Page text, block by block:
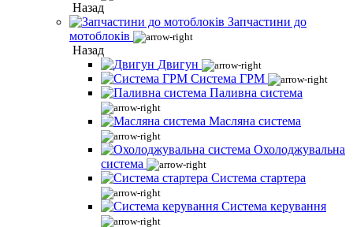
Назад
Запчастини до
мотоблоків
Назад
Двигун
Система ГРМ
Паливна система
Масляна система
Охолоджувальна
система
Система стартера
Система керування